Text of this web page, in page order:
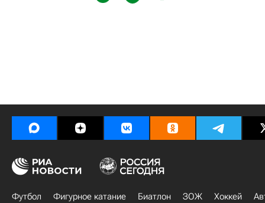
Футбол Фигурное катание Биатлон ЗОЖ Хоккей